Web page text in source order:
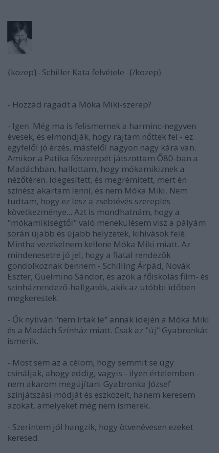
{kozep}- Schiller Kata felvétele -{/kozep}
- Hozzád ragadt a Móka Miki-szerep?
- Igen. Még ma is felismernek a harminc-negyven
évesek, és elmondják, hogy rajtam nőttek fel - ez
egyfelől jó érzés, másfelől nagyon nagy kára van.
Amikor a Patika főszerepét játszottam Ő80-ban a
Madáchban, hallottam, hogy mókamikiznek a
nézőtéren. Idegesített, és megrémített, mert én
színész akartam lenni, és nem Móka Miki. Nem
tudtam, hogy ez lesz a zsebtévés szereplés
következménye... Azt is mondhatnám, hogy a
"mókamikiségtől" való menekülésem visz a pályám
során újabb és újabb helyzetek, kihívások felé.
Mintha vezekelnem kellene Móka Miki miatt. Az
mindenesetre jó jel, hogy a fiatal rendezők
gondolkoznak bennem - Schilling Árpád, Novák
Eszter, Guelmino Sándor, és azok a főiskolás film- és
színházrendező-hallgatók, akik az utóbbi időben
megkerestek.
- Ők nyilván "nem írtak le" annak idején a Móka Miki
és a Madách Színház miatt. Csak az "új" Gyabronkát
ismerik.
- Most sem az a célom, hogy semmit se úgy
csináljak, ahogy eddig, vagyis - ilyen értelemben -
nem akarom megújítani Gyabronka József
színjátszási módját és eszközeit, hanem keresem
azokat, amelyeket még nem ismerek.
- Szerintem jól hangzik, hogy ötvenévesen ezeket
keresed.